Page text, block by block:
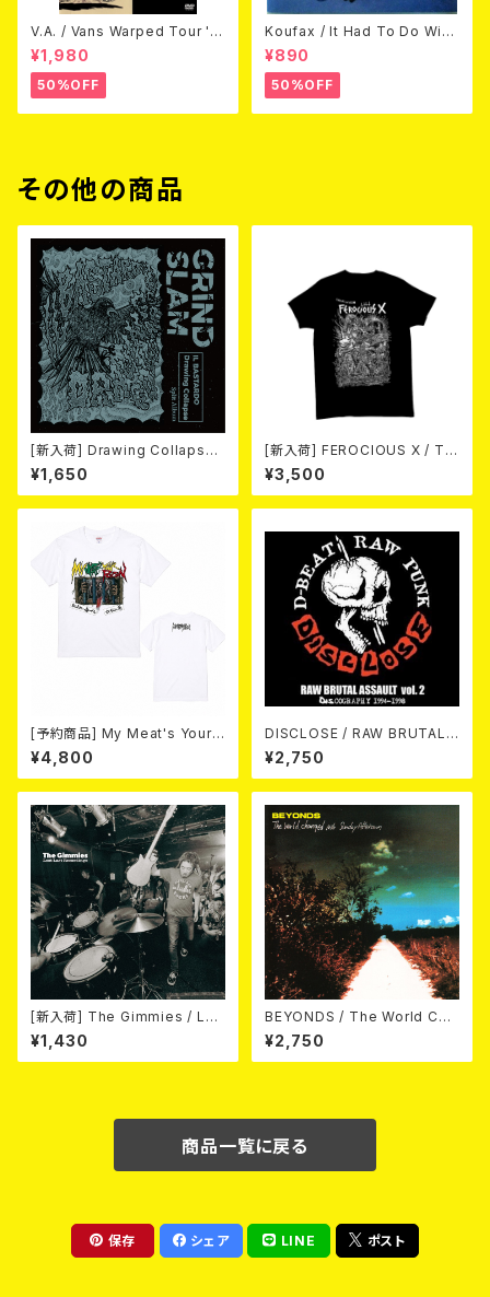
V.A. / Vans Warped Tour '0
3 (DVD)
¥1,980
50%OFF
Koufax / It Had To Do With
Love (CD)
¥890
50%OFF
その他の商品
[新入荷] Drawing Collaps
e//IL BASTARDO / GRIND S
LAM (CD)
¥1,650
[新入荷] FEROCIOUS X / T S
HIRT
¥3,500
[予約商品] My Meat's Your
Poison -あんたにゃ毒でもオイ
ラにゃ薬- (WHITE) 熊本地震
復興支援T-shirt (XXL & XXX
予定！
¥4,800
DISCLOSE / RAW BRUTAL
ASSAULT Vol.2 : DISCOGR
APHY 1994-1998 (2CD)
¥2,750
[新入荷] The Gimmies / Los
t Last Recordings (7")
¥1,430
BEYONDS / The World Cha
nged Into Sunday Afternoo
n 10"＋CD＋DVD
¥2,750
商品一覧に戻る
保存 シェア LINE ポスト